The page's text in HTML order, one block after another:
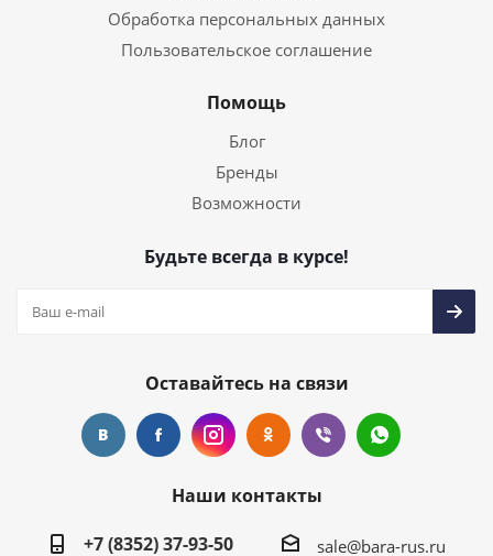
Обработка персональных данных
Пользовательское соглашение
Помощь
Блог
Бренды
Возможности
Будьте всегда в курсе!
Оставайтесь на связи
Наши контакты
+7 (8352) 37-93-50
sale@bara-rus.ru